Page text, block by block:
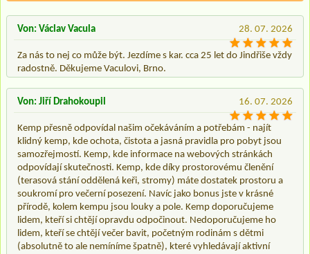
28. 07. 2026
Von: Václav Vacula
Za nás to nej co může být. Jezdíme s kar. cca 25 let do Jindřiše vždy
radostně. Děkujeme Vaculovi, Brno.
16. 07. 2026
Von: Jiří Drahokoupil
Kemp přesně odpovídal našim očekáváním a potřebám - najít
klidný kemp, kde ochota, čistota a jasná pravidla pro pobyt jsou
samozřejmostí. Kemp, kde informace na webových stránkách
odpovídají skutečnosti. Kemp, kde díky prostorovému členění
(terasová stání oddělená keři, stromy) máte dostatek prostoru a
soukromí pro večerní posezení. Navíc jako bonus jste v krásné
přírodě, kolem kempu jsou louky a pole. Kemp doporučujeme
lidem, kteří si chtějí opravdu odpočinout. Nedoporučujeme ho
lidem, kteří se chtějí večer bavit, početným rodinám s dětmi
(absolutně to ale nemíníme špatně), které vyhledávají aktivní